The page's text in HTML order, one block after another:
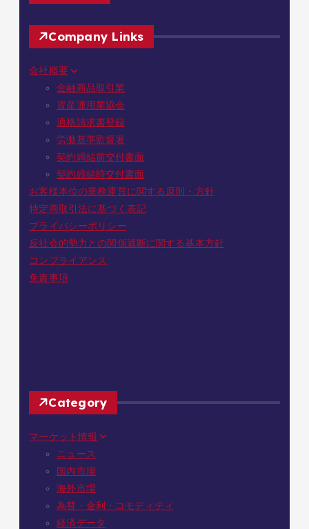
Company Links
会社概要
金融商品取引業
資産運用業協会
適格請求書登録
労働基準監督署
契約締結前交付書面
契約締結時交付書面
お客様本位の業務運営に関する原則・方針
特定商取引法に基づく表記
プライバシーポリシー
反社会的勢力との関係遮断に関する基本方針
コンプライアンス
免責事項
Category
マーケット情報
ニュース
国内市場
海外市場
為替・金利・コモディティ
経済データ